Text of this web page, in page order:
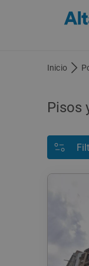
Inicio
Pisos